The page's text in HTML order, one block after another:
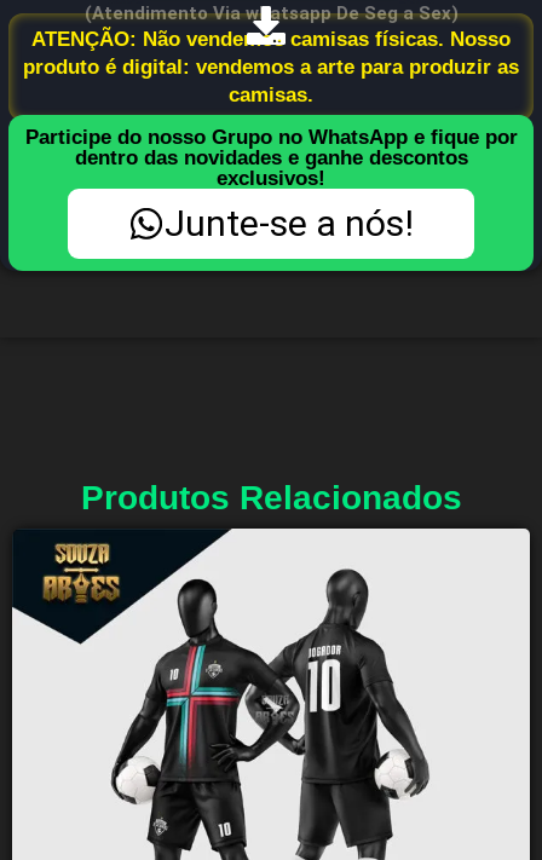
(Atendimento Via whatsapp De Seg a Sex)
ATENÇÃO: Não vendemos camisas físicas. Nosso
produto é digital: vendemos a arte para produzir as
camisas.
Participe do nosso Grupo no WhatsApp e fique por
dentro das novidades e ganhe descontos
exclusivos!
Junte-se a nós!
Produtos Relacionados